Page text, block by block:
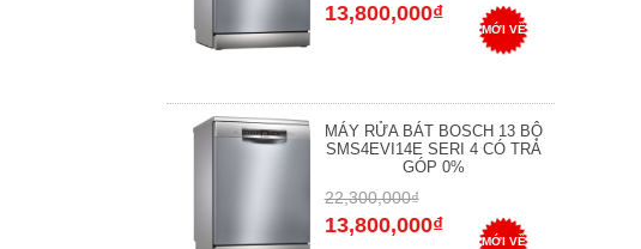
13,800,000₫
MỚI VỀ
MÁY RỬA BÁT BOSCH 13 BỘ
SMS4EVI14E SERI 4 CÓ TRẢ
GÓP 0%
22,300,000₫
13,800,000₫
MỚI VỀ